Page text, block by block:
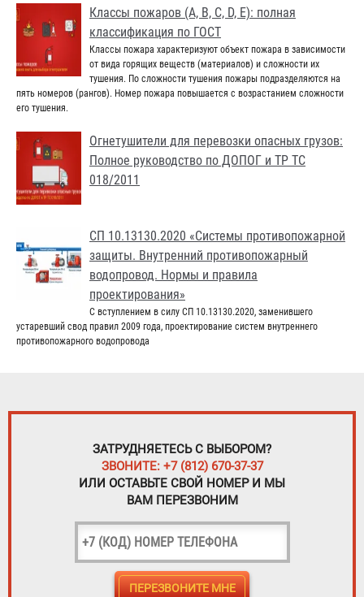
Классы пожаров (А, В, С, D, Е): полная
классификация по ГОСТ
Классы пожара характеризуют объект пожара в зависимости
от вида горящих веществ (материалов) и сложности их
тушения. По сложности тушения пожары подразделяются на
пять номеров (рангов). Номер пожара повышается с возрастанием сложности
его тушения.
Огнетушители для перевозки опасных грузов:
Полное руководство по ДОПОГ и ТР ТС
018/2011
СП 10.13130.2020 «Системы противопожарной
защиты. Внутренний противопожарный
водопровод. Нормы и правила
проектирования»
С вступлением в силу СП 10.13130.2020, заменившего
устаревший свод правил 2009 года, проектирование систем внутреннего
противопожарного водопровода
ЗАТРУДНЯЕТЕСЬ С ВЫБОРОМ?
ЗВОНИТЕ: +7 (812) 670-37-37
ИЛИ ОСТАВЬТЕ СВОЙ НОМЕР И МЫ
ВАМ ПЕРЕЗВОНИМ